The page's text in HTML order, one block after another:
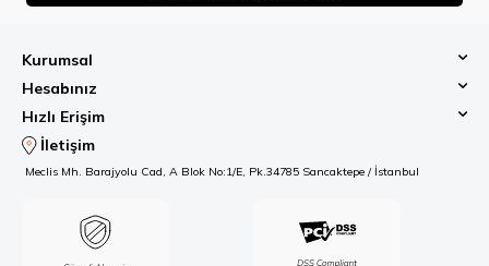
Kurumsal
Hesabınız
Hızlı Erişim
İletişim
Meclis Mh. Barajyolu Cad, A Blok No:1/E, Pk.34785 Sancaktepe / İstanbul